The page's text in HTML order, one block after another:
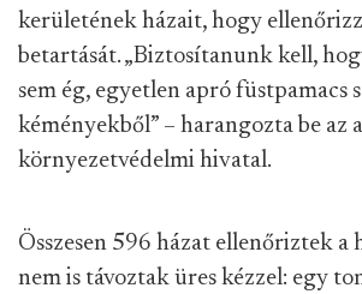
kerületének házait, hogy
betartását. „Biztosítanunk kell,
sem ég, egyetlen apró füstpamacs
kéményekből” – harangozta be az
környezetvédelmi hivatal.
Összesen 596 házat ellenőriztek a
nem is távoztak üres kézzel: egy